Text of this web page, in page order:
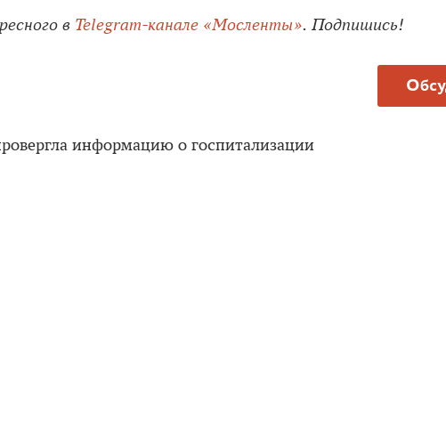
в Telegram-канале «Мосленты». Подпишись!
информацию о госпитализации